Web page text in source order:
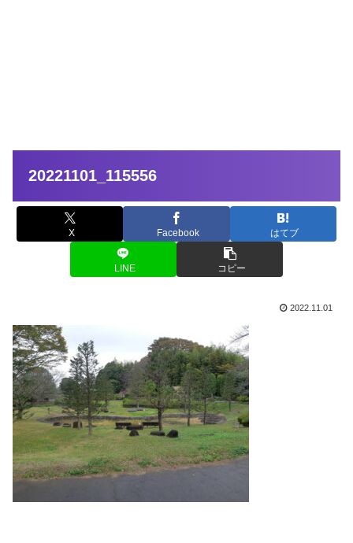
20221101_115556
X Facebook はてブ
LINE コピー
2022.11.01